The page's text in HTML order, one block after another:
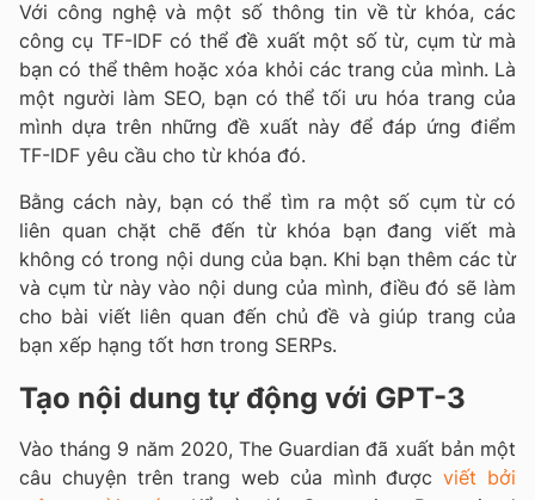
Với công nghệ và một số thông tin về từ khóa, các
công cụ TF-IDF có thể đề xuất một số từ, cụm từ mà
bạn có thể thêm hoặc xóa khỏi các trang của mình. Là
một người làm SEO, bạn có thể tối ưu hóa trang của
mình dựa trên những đề xuất này để đáp ứng điểm
TF-IDF yêu cầu cho từ khóa đó.
Bằng cách này, bạn có thể tìm ra một số cụm từ có
liên quan chặt chẽ đến từ khóa bạn đang viết mà
không có trong nội dung của bạn. Khi bạn thêm các từ
và cụm từ này vào nội dung của mình, điều đó sẽ làm
cho bài viết liên quan đến chủ đề và giúp trang của
bạn xếp hạng tốt hơn trong SERPs.
Tạo nội dung tự động với GPT-3
Vào tháng 9 năm 2020, The Guardian đã xuất bản một
câu chuyện trên trang web của mình đượcviết bởi